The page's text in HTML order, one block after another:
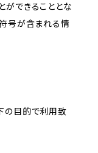
ができることとな
符号が含まれる情
の目的で利用致